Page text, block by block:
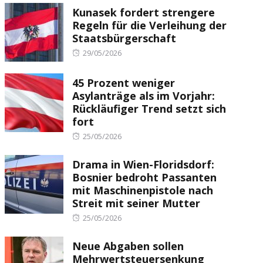
Kunasek fordert strengere
Regeln für die Verleihung der
Staatsbürgerschaft
Posted
29/05/2026
45 Prozent weniger
Asylanträge als im Vorjahr:
Rückläufiger Trend setzt sich
fort
Posted
25/05/2026
Drama in Wien-Floridsdorf:
Bosnier bedroht Passanten
mit Maschinenpistole nach
Streit mit seiner Mutter
Posted
25/05/2026
Neue Abgaben sollen
Mehrwertsteuersenkung